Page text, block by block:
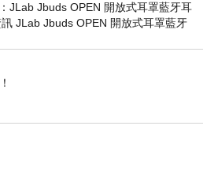
JLab Jbuds OPEN 開放式耳罩藍牙耳
JLab Jbuds OPEN 開放式耳罩藍牙
非常有特色，值得喜愛美型工